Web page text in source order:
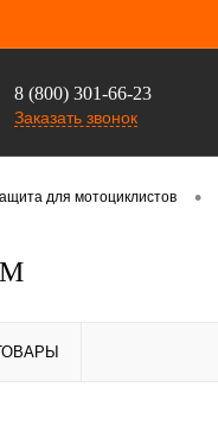
8 (800) 301-66-23
Заказать звонок
для мотоциклистов •